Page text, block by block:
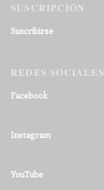
SUSCRIPCIÓN
Suscribirse
REDES SOCIALES
Facebook
Instagram
YouTube